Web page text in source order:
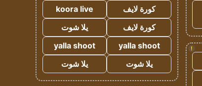
!
كورة لايف
koora live
كورة لايف
يلا شوت
yalla shoot
yalla shoot
يلا شوت
يلا شوت